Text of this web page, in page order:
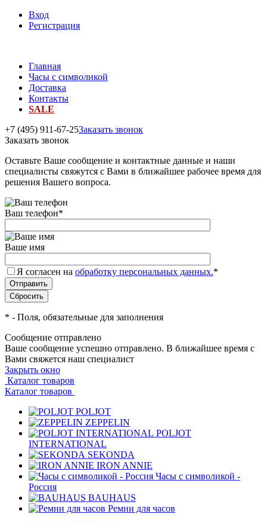
Вход
Регистрация
Главная
Часы с символикой
Доставка
Контакты
SALE
+7 (495) 911-67-25Заказать звонок
Заказать звонок
Оставьте Ваше сообщение и контактные данные и наши
специалисты свяжутся с Вами в ближайшее рабочее время для
решения Вашего вопроса.
Ваш телефон*
Ваше имя
Я согласен на обработку персональных данных.*
* - Поля, обязательные для заполнения
Сообщение отправлено
Ваше сообщение успешно отправлено. В ближайшее время с
Вами свяжется наш специалист
Закрыть окно
Каталог товаров
Каталог товаров
POLJOT
ZEPPELIN
POLJOT
INTERNATIONAL
SEKONDA
IRON ANNIE
Часы с символикой -
Россия
BAUHAUS
Ремни для часов